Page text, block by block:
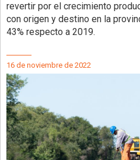
revertir por el crecimiento
con origen y destino en la
43% respecto a 2019.
16 de noviembre de 2022